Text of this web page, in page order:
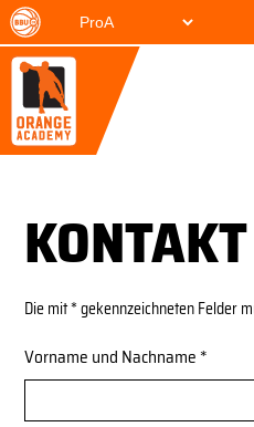
KONTAKT
Die mit * gekennzeichneten Felder
Vorname und Nachname *